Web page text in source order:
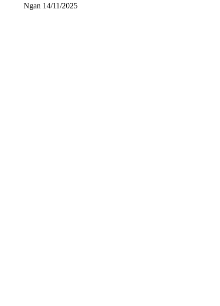
Ngan 14/11/2025